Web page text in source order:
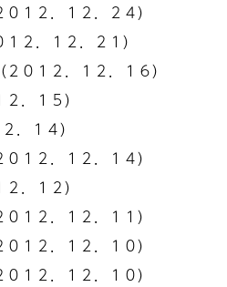
０１２．１２．２４）
１２．１２．２１）
２０１２．１２．１６）
．１５）
．１４）
０１２．１２．１４）
．１２）
０１２．１２．１１）
０１２．１２．１０）
０１２．１２．１０）